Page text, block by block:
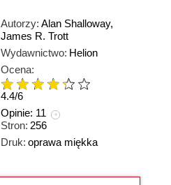
Autorzy: Alan Shalloway,
James R. Trott
Wydawnictwo: Helion
Ocena:
4.4/6
Opinie: 11
Stron: 256
Druk: oprawa miękka